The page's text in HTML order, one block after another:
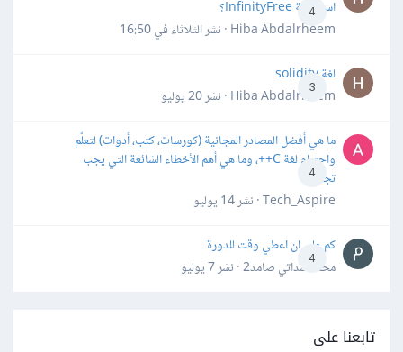
4
استضافة InfinityFree؟
Hiba Abdalrheem · نشر
الثلاثاء في 16:50
3
لغة solidity
Hiba Abdalrheem · نشر
20 يوليو
4
ما هي أفضل المصادر المجانية (كورسات، كتب، أدوات) لتعلّم
واحترام لغة C++، وما هي أهم الأخطاء الشائعة التي يجب
تجنبها؟
Tech_Aspire · نشر
14 يوليو
4
كم علي ان اعطي وقت للدورة
محمد سداتي صامد2 · نشر
7 يوليو
تابعنا على